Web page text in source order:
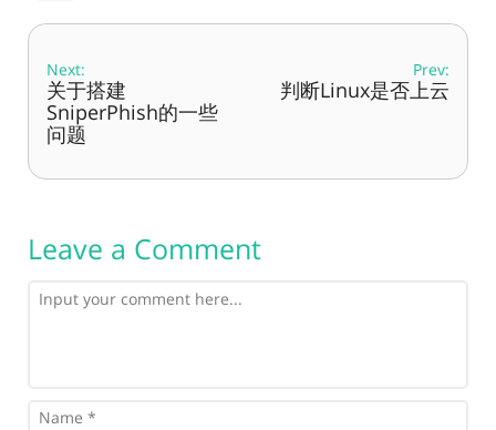
Next:
关于搭建
SniperPhish的一些
问题
Prev:
判断Linux是否上云
Leave a Comment